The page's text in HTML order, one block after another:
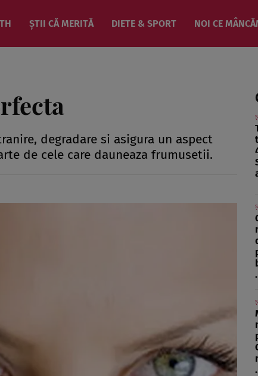
ȘTII CĂ MERITĂ DIETE & SPORT NOI CE
degradare si asigura un aspect
de cele care dauneaza frumusetii.